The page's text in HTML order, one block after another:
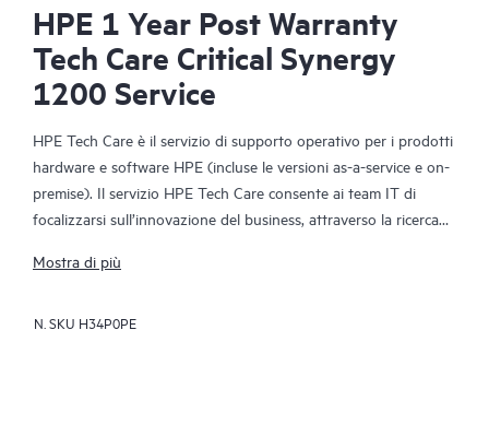
HPE 1 Year Post Warranty
Tech Care Critical Synergy
1200 Service
HPE Tech Care è il servizio di supporto operativo per i prodotti
hardware e software HPE (incluse le versioni as-a-service e on-
premise). Il servizio HPE Tech Care consente ai team IT di
focalizzarsi sull’innovazione del business, attraverso la ricerca
semplice risposta reattiva ai problemi.
Il servizio HPE Tech Care offre accesso diretto a specialisti dei
Mostra di più
N. SKU H34P0PE